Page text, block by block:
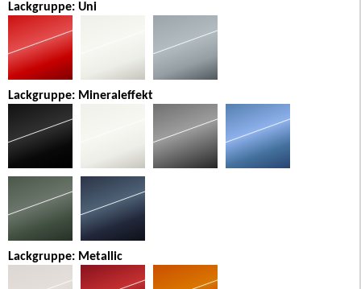
Lackgruppe: Uni
Lackgruppe: Mineraleffekt
Lackgruppe: Metallic